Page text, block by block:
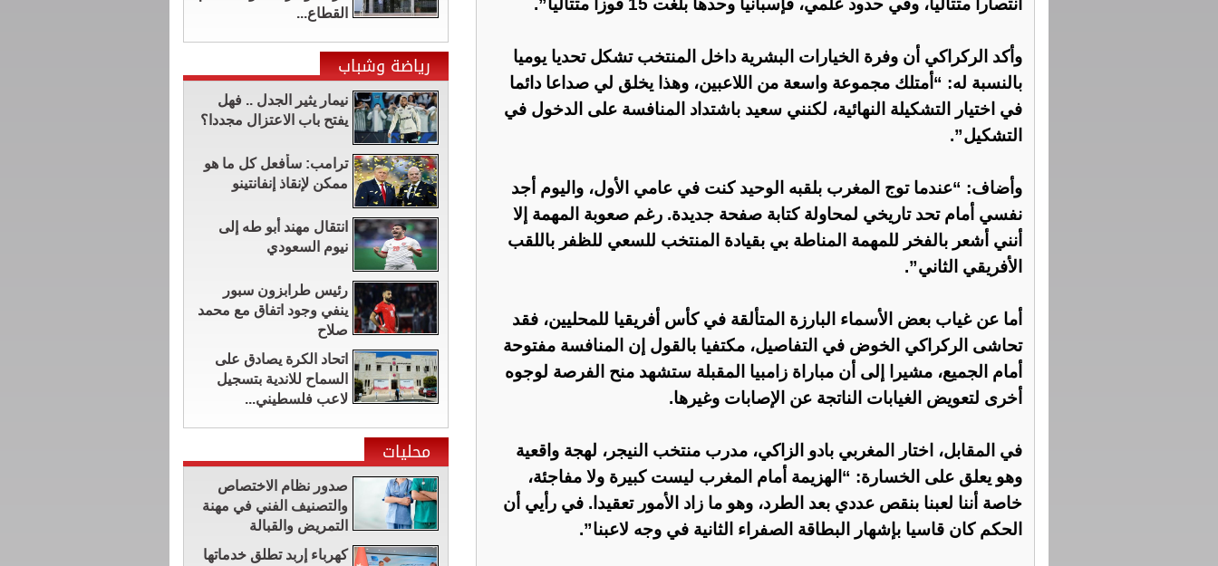
انتصارا متتاليا، وفي حدود علمي، فإسبانيا وحدها بلغت 15 فوزا متتاليا”.
وأكد الركراكي أن وفرة الخيارات البشرية داخل المنتخب تشكل تحديا يوميا
بالنسبة له: “أمتلك مجموعة واسعة من اللاعبين، وهذا يخلق لي صداعا دائما
في اختيار التشكيلة النهائية، لكنني سعيد باشتداد المنافسة على الدخول في
التشكيل”.
وأضاف: “عندما توج المغرب بلقبه الوحيد كنت في عامي الأول، واليوم أجد
نفسي أمام تحد تاريخي لمحاولة كتابة صفحة جديدة. رغم صعوبة المهمة إلا
أنني أشعر بالفخر للمهمة المناطة بي بقيادة المنتخب للسعي للظفر باللقب
الأفريقي الثاني”.
أما عن غياب بعض الأسماء البارزة المتألقة في كأس أفريقيا للمحليين، فقد
تحاشى الركراكي الخوض في التفاصيل، مكتفيا بالقول إن المنافسة مفتوحة
أمام الجميع، مشيرا إلى أن مباراة زامبيا المقبلة ستشهد منح الفرصة لوجوه
أخرى لتعويض الغيابات الناتجة عن الإصابات وغيرها.
في المقابل، اختار المغربي بادو الزاكي، مدرب منتخب النيجر، لهجة واقعية
وهو يعلق على الخسارة: “الهزيمة أمام المغرب ليست كبيرة ولا مفاجئة،
خاصة أننا لعبنا بنقص عددي بعد الطرد، وهو ما زاد الأمور تعقيدا. في رأيي أن
الحكم كان قاسيا بإشهار البطاقة الصفراء الثانية في وجه لاعبنا”.
القطاع...
رياضة وشباب
نيمار يثير الجدل .. فهل
يفتح باب الاعتزال مجددا؟
ترامب: سأفعل كل ما هو
ممكن لإنقاذ إنفانتينو
انتقال مهند أبو طه إلى
نيوم السعودي
رئيس طرابزون سبور
ينفي وجود اتفاق مع محمد
صلاح
اتحاد الكرة يصادق على
السماح للاندية بتسجيل
لاعب فلسطيني...
محليات
صدور نظام الاختصاص
والتصنيف الفني في مهنة
التمريض والقبالة
كهرباء إربد تطلق خدماتها